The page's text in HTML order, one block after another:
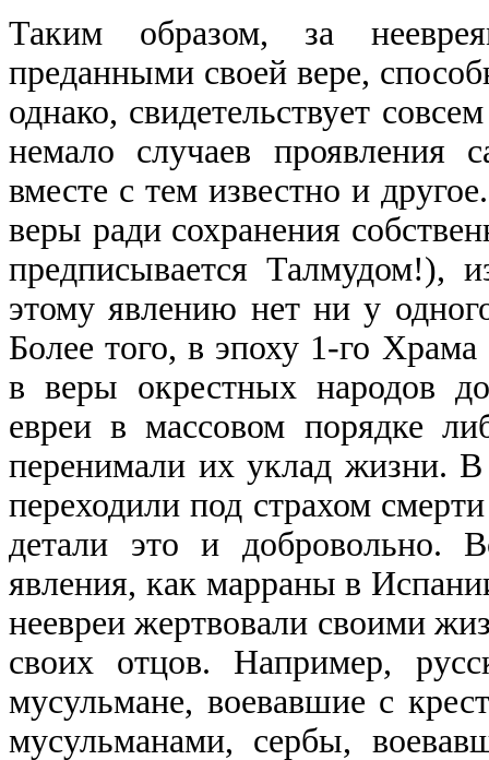
Таким образом, за
преданными своей вере,
однако, свидетельствует
немало случаев проявления
вместе с тем известно и
веры ради сохранения
предписывается Талмудом!),
этому явлению нет ни у
Более того, в эпоху 1-го
в веры окрестных народов
евреи в массовом порядке
перенимали их уклад жизни.
переходили под страхом
детали это и добровольно.
явления, как марраны в
неевреи жертвовали своими
своих отцов. Например,
мусульмане, воевавшие с
мусульманами, сербы,